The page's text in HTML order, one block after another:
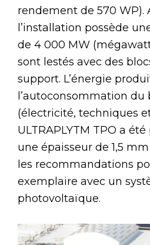
rendement de 570 WP).
l’installation possède
de 4 000 MW
sont lestés avec des
support. L’énergie
l’autoconsommation
(électricité, techniques
ULTRAPLYTM TPO a
une épaisseur de 1,5
les recommandations
exemplaire avec un
photovoltaïque.